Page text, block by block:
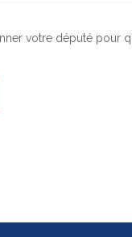
votre député pour